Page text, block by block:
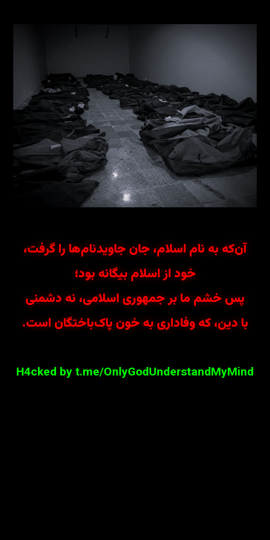
آن‌که به نام اسلام، جان جاویدنام‌ها را گرفت،
خود از اسلام بیگانه بود؛
پس خشم ما بر جمهوری اسلامی، نه دشمنی
با دین، که وفاداری به خون پاک‌باختگان است.
H4cked by t.me/OnlyGodUnderstandMyMind